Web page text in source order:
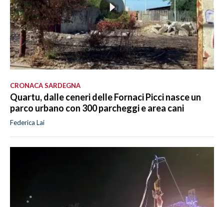
CRONACA SARDEGNA
Quartu, dalle ceneri delle Fornaci Picci nasce un
parco urbano con 300 parcheggi e area cani
Federica Lai